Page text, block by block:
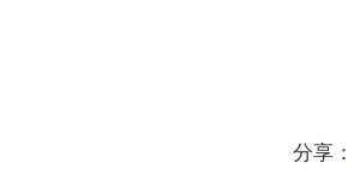
分享：